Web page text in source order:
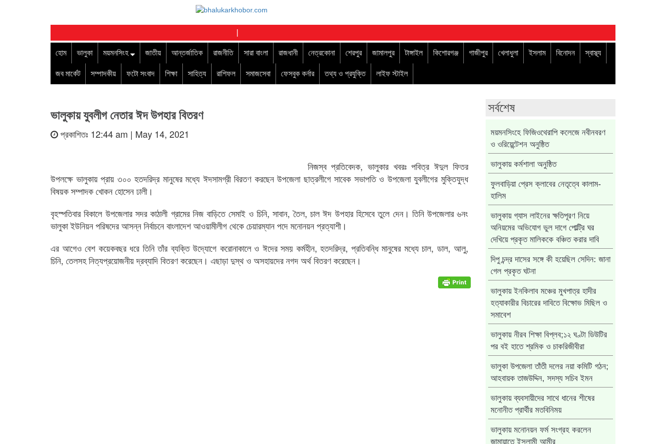
হোম ভালুকা ময়মনসিংহ জাতীয় আন্তর্জাতিক রাজনীতি সারা বাংলা রাজধানী নেত্রকোনা শেরপুর জামালপুর টাঙ্গাইল কিশোরগঞ্জ গাজীপুর খেলাধুলা ইসলাম বিনোদন স্বাস্থ্য
জব মার্কেট সম্পাদকীয় ফটো সংবাদ শিক্ষা সাহিত্য রাশিফল সমাজসেবা ফেসবুক কর্নার তথ্য ও প্রযুক্তি লাইফ স্টাইল
ভালুকায় যুবলীগ নেতার ঈদ উপহার বিতরণ
প্রকাশিতঃ 12:44 am | May 14, 2021
নিজস্ব প্রতিবেদক, ভালুকার খবরঃ পবিত্র ঈদুল ফিতর
উপলক্ষে ভালুকায় প্রায় ৩০০ হতদরিদ্র মানুষের মধ্যে ঈদসামগ্রী বিরতণ করছেন উপজেলা ছাত্রলীগে সাবেক সভাপতি ও উপজেলা যুবলীগের মুক্তিযুদ্ধ
বিষয়ক সম্পাদক খোকন হোসেন ঢালী।
বৃহস্পতিবার বিকালে উপজেলার সদর কাঠালী গ্রামের নিজ বাড়িতে সেমাই ও চিনি, সাবান, তৈল, চাল ঈদ উপহার হিসেবে তুলে দেন। তিনি উপজেলার ৬নং
ভালুকা ইউনিয়ন পরিষদের আসন্ন নির্বাচনে বাংলাদেশ আওয়ামীলীগ থেকে চেয়ারম্যান পদে মনোনয়ন প্রত্যাশী।
এর আগেও বেশ কয়েকবছর ধরে তিনি তাঁর ব্যক্তি উদ্যোগে করোনাকালে ও ঈদের সময় কর্মহীন, হতদরিদ্র, প্রতিবন্ধি মানুষের মধ্যে চাল, ডাল, আলু,
চিনি, তেলসহ নিত্যপ্রয়োজনীয় দ্রব্যাদি বিতরণ করেছেন। এছাড়া দুস্থ ও অসহায়দের নগদ অর্থ বিতরণ করেছেন।
সর্বশেষ
ময়মনসিংহে ফিজিওথেরাপি কলেজে নবীনবরণ
ও ওরিয়েন্টেশন অনুষ্ঠিত
ভালুকায় কর্মশালা অনুষ্ঠিত
ফুলবাড়িয়া প্রেস ক্লাবের নেতৃত্বে কালাম-
হালিম
ভালুকায় গ্যাস লাইনের ক্ষতিপূরণ নিয়ে
অনিয়মের অভিযোগ ভুল দাগে পোল্ট্রি ঘর
দেখিয়ে প্রকৃত মালিককে বঞ্চিত করার দাবি
দিপু চন্দ্র দাসের সঙ্গে কী হয়েছিল সেদিন: জানা
গেল প্রকৃত ঘটনা
ভালুকায় ইনকিলাব মঞ্চের মুখপাত্র হাদীর
হত্যাকারীর বিচারের দাবিতে বিক্ষোভ মিছিল ও
সমাবেশ
ভালুকায় নীরব শিক্ষা বিপ্লব;১২ ঘণ্টা ডিউটির
পর বই হাতে শ্রমিক ও চাকরিজীবীরা
ভালুকা উপজেলা তাঁতী দলের নয়া কমিটি গঠন;
আহবায়ক তাজউদ্দিন, সদস্য সচিব ইমন
ভালুকায় ব্যবসায়ীদের সাথে ধানের শীষের
মনোনীত প্রার্থীর মতবিনিময়
ভালুকায় মনোনয়ন ফর্ম সংগ্রহ করলেন
জামায়াতে ইসলামী আমীর